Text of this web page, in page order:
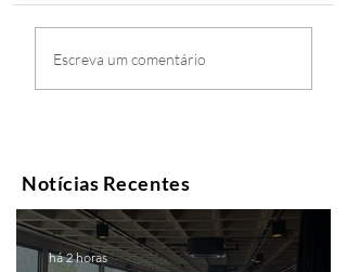
Escreva um comentário
Notícias Recentes
há 2 horas